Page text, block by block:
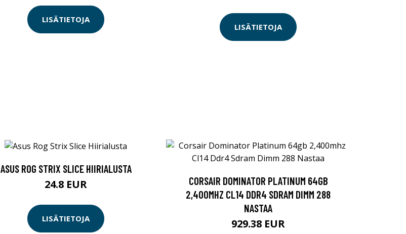
LISÄTIETOJA
LISÄTIETOJA
ASUS ROG STRIX SLICE HIIRIALUSTA
24.8 EUR
LISÄTIETOJA
CORSAIR DOMINATOR PLATINUM 64GB
2,400MHZ CL14 DDR4 SDRAM DIMM 288
NASTAA
929.38 EUR